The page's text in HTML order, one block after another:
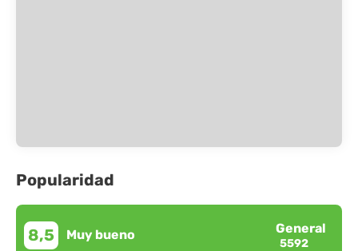
Popularidad
8,5 Muy bueno General
5592